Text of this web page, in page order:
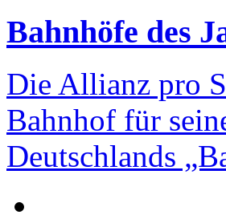
Bahnhöfe des
Die Allianz pro
Bahnhof für
Deutschlands